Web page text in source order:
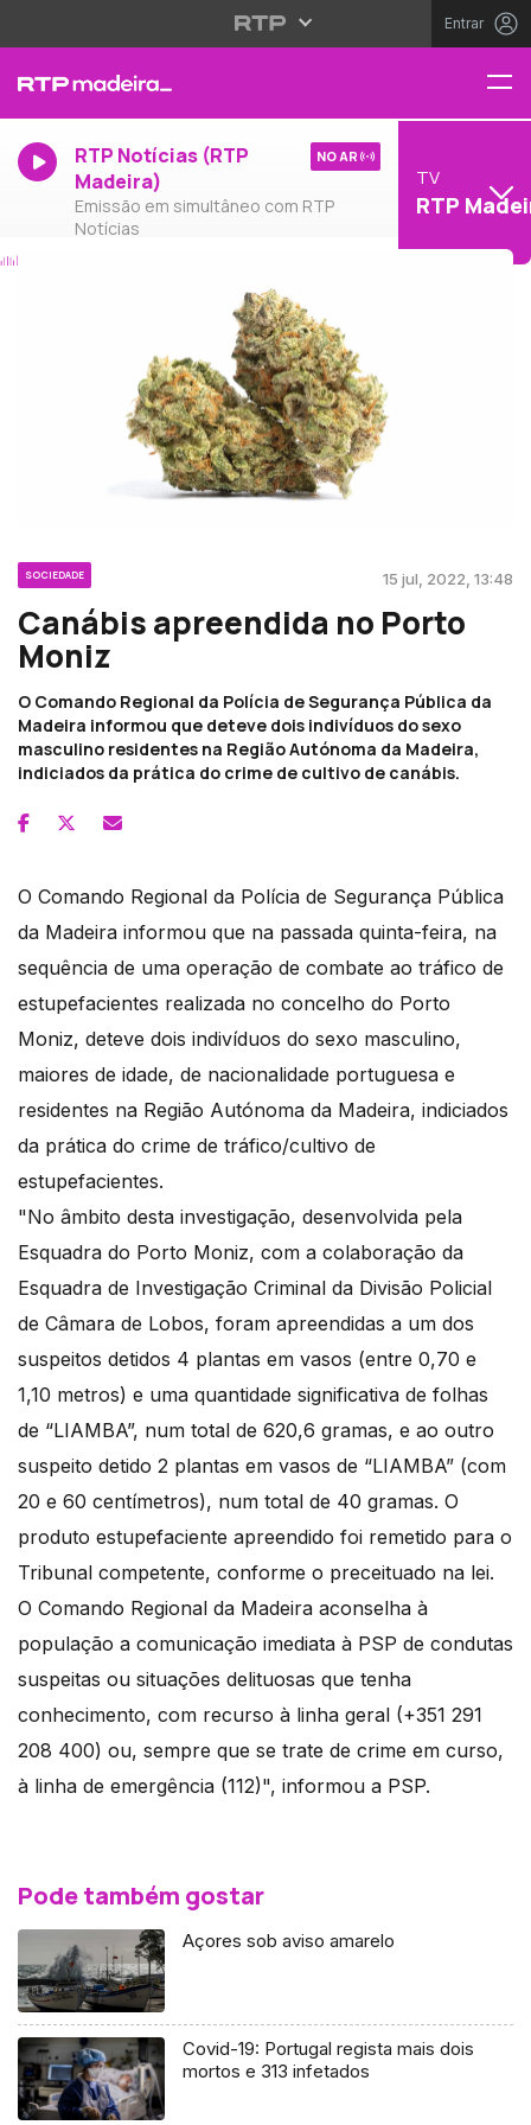
Entrar
RTP Notícias (RTP
Madeira)
Emissão em simultâneo com RTP
Notícias
NO AR
TV
RTP
SOCIEDADE 15 jul, 2022, 13:48
Canábis apreendida no Porto
Moniz
O Comando Regional da Polícia de Segurança Pública da
Madeira informou que deteve dois indivíduos do sexo
masculino residentes na Região Autónoma da Madeira,
indiciados da prática do crime de cultivo de canábis.
O Comando Regional da Polícia de Segurança Pública
da Madeira informou que na passada quinta-feira, na
sequência de uma operação de combate ao tráfico de
estupefacientes realizada no concelho do Porto
Moniz, deteve dois indivíduos do sexo masculino,
maiores de idade, de nacionalidade portuguesa e
residentes na Região Autónoma da Madeira, indiciados
da prática do crime de tráfico/cultivo de
estupefacientes.
"No âmbito desta investigação, desenvolvida pela
Esquadra do Porto Moniz, com a colaboração da
Esquadra de Investigação Criminal da Divisão Policial
de Câmara de Lobos, foram apreendidas a um dos
suspeitos detidos 4 plantas em vasos (entre 0,70 e
1,10 metros) e uma quantidade significativa de folhas
de “LIAMBA”, num total de 620,6 gramas, e ao outro
suspeito detido 2 plantas em vasos de “LIAMBA” (com
20 e 60 centímetros), num total de 40 gramas. O
produto estupefaciente apreendido foi remetido para o
Tribunal competente, conforme o preceituado na lei.
O Comando Regional da Madeira aconselha à
população a comunicação imediata à PSP de condutas
suspeitas ou situações delituosas que tenha
conhecimento, com recurso à linha geral (+351 291
208 400) ou, sempre que se trate de crime em curso,
à linha de emergência (112)", informou a PSP.
Pode também gostar
Açores sob aviso amarelo
Covid-19: Portugal regista mais dois
mortos e 313 infetados